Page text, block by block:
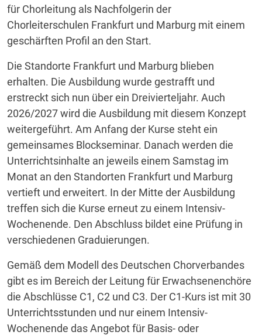
für Chorleitung als Nachfolgerin der
Chorleiterschulen Frankfurt und Marburg mit einem
geschärften Profil an den Start.
Die Standorte Frankfurt und Marburg blieben
erhalten. Die Ausbildung wurde gestrafft und
erstreckt sich nun über ein Dreivierteljahr. Auch
2026/2027 wird die Ausbildung mit diesem Konzept
weitergeführt. Am Anfang der Kurse steht ein
gemeinsames Blockseminar. Danach werden die
Unterrichtsinhalte an jeweils einem Samstag im
Monat an den Standorten Frankfurt und Marburg
vertieft und erweitert. In der Mitte der Ausbildung
treffen sich die Kurse erneut zu einem Intensiv-
Wochenende. Den Abschluss bildet eine Prüfung in
verschiedenen Graduierungen.
Gemäß dem Modell des Deutschen Chorverbandes
gibt es im Bereich der Leitung für Erwachsenenchöre
die Abschlüsse C1, C2 und C3. Der C1-Kurs ist mit 30
Unterrichtsstunden und nur einem Intensiv-
Wochenende das Angebot für Basis- oder